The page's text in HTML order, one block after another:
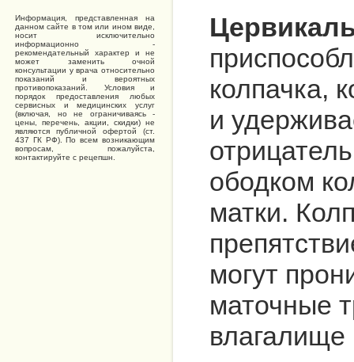
Информация, представленная на
данном сайте в том или ином виде,
носит исключительно
информационно -
рекомендательный характер и не
может заменить очной
консультации у врача относительно
показаний и вероятных
противопоказаний. Условия и
порядок предоставления любых
сервисных и медицинских услуг
(включая, но не ограничиваясь -
цены, перечень, акции, скидки) не
являются публичной офертой (ст.
437 ГК РФ). По всем возникающим
вопросам, пожалуйста,
контактируйте с рецепшн.
колпачка,
и
ободком
матки.
могут
маточные